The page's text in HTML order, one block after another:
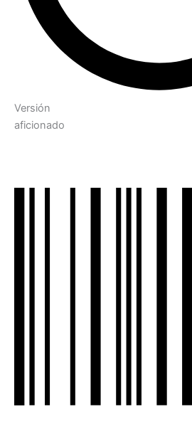
Versión
aficionado